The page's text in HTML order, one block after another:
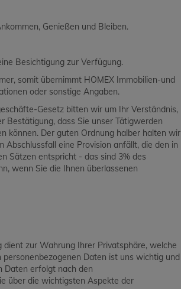
Genießen und Bleiben.
Besichtigung zur Verfügung.
somit übernimmt HOMEX Immobilien-und
oder sonstige Angaben.
Gesetz bitten wir um Ihr Verständnis,
Bestätigung, dass Sie unser Tätigwerden
können. Der guten Ordnung halber halten wir
eine Provision anfällt, die den in
Sätzen entspricht - das sind 3% des
wenn Sie die Ihnen überlassenen
zur Wahrung Ihrer Privatsphäre, welche
Daten ist uns wichtig und
Daten erfolgt nach den
über die wichtigsten Aspekte der